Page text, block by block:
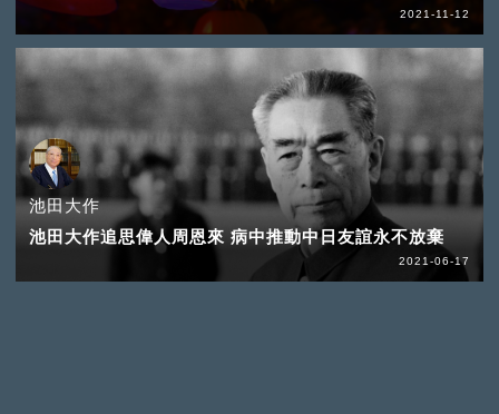
2021-11-12
池田大作
池田大作追思偉人周恩來 病中推動中日友誼永不放棄
2021-06-17